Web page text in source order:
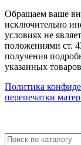
Обращаем ваше
исключительно
условиях не
положениями ст.
получения
указанных
Политика
перепечатки